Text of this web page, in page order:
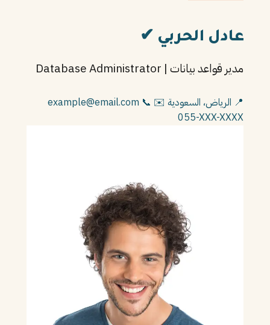
عادل الحربي ✔
مدير قواعد بيانات | Database Administrator
📍 الرياض، السعودية ✉️ example@email.com
📞
055-XXX-XXXX